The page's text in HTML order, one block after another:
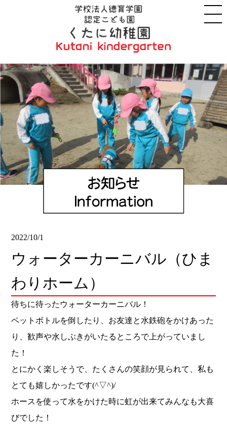
2022/10/1
ウォーターカーニバル（ひま
わりホーム）
待ちに待ったウォーターカーニバル！
ペットボトルを倒したり、お友達と水鉄砲をかけあった
り、歓声や水しぶきがいたるところで上がっていまし
た！
とにかく楽しそうで、たくさんの笑顔が見られて、私も
とても嬉しかったです(^▽^)/
ホースを使って水をかけた時に虹が出来てみんなも大喜
びでした！